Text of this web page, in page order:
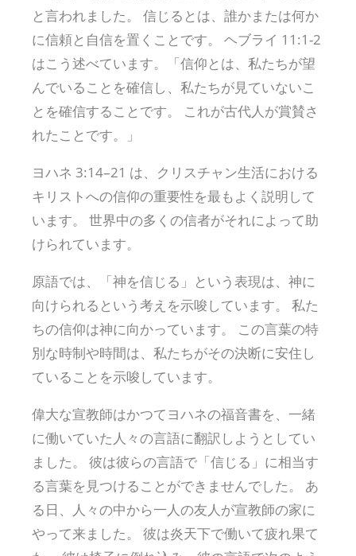
と言われました。 信じるとは、誰かまたは何か
に信頼と自信を置くことです。 ヘブライ 11:1-2
はこう述べています。「信仰とは、私たちが望
んでいることを確信し、私たちが見ていないこ
とを確信することです。 これが古代人が賞賛さ
れたことです。」
ヨハネ 3:14–21 は、クリスチャン生活における
キリストへの信仰の重要性を最もよく説明して
います。 世界中の多くの信者がそれによって助
けられています。
原語では、「神を信じる」という表現は、神に
向けられるという考えを示唆しています。 私た
ちの信仰は神に向かっています。 この言葉の特
別な時制や時間は、私たちがその決断に安住し
ていることを示唆しています。
偉大な宣教師はかつてヨハネの福音書を、一緒
に働いていた人々の言語に翻訳しようとしてい
ました。 彼は彼らの言語で「信じる」に相当す
る言葉を見つけることができませんでした。 あ
る日、人々の中から一人の友人が宣教師の家に
やって来ました。 彼は炎天下で働いて疲れ果て